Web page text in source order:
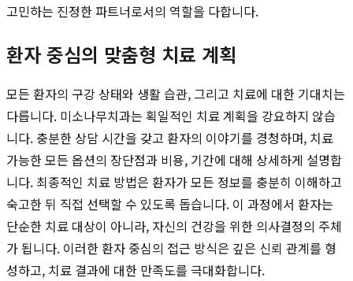
고민하는 진정한 파트너로서의 역할을 다합니다.
환자 중심의 맞춤형 치료 계획
모든 환자의 구강 상태와 생활 습관, 그리고 치료에 대한 기대치는
다릅니다. 미소나무치과는 획일적인 치료 계획을 강요하지 않습
니다. 충분한 상담 시간을 갖고 환자의 이야기를 경청하며, 치료
가능한 모든 옵션의 장단점과 비용, 기간에 대해 상세하게 설명합
니다. 최종적인 치료 방법은 환자가 모든 정보를 충분히 이해하고
숙고한 뒤 직접 선택할 수 있도록 돕습니다. 이 과정에서 환자는
단순한 치료 대상이 아니라, 자신의 건강을 위한 의사결정의 주체
가 됩니다. 이러한 환자 중심의 접근 방식은 깊은 신뢰 관계를 형
성하고, 치료 결과에 대한 만족도를 극대화합니다.